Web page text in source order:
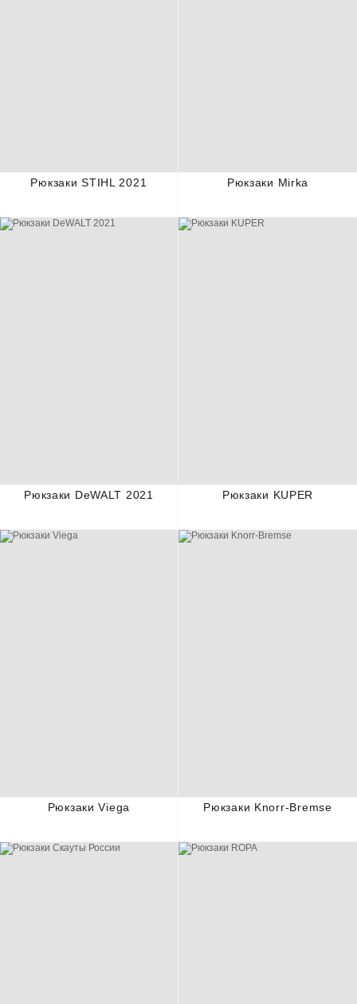
Рюкзаки STIHL 2021 Рюкзаки Mirka
Рюкзаки DeWALT 2021 Рюкзаки KUPER
Рюкзаки Viega Рюкзаки Knorr-Bremse